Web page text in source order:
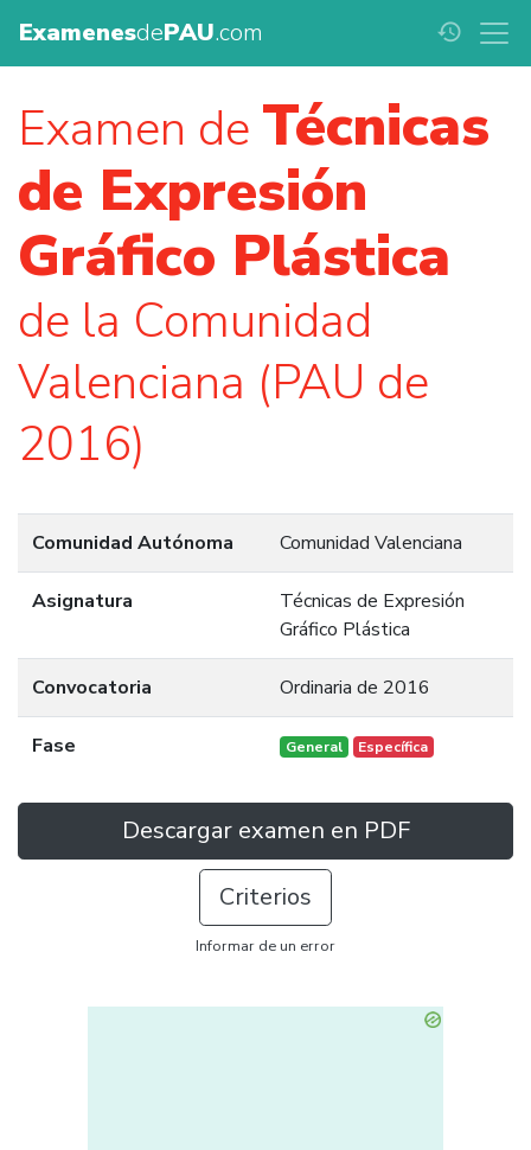
ExamenesdePAU.com history
Examen de Técnicas
de Expresión
Gráfico Plástica
de la Comunidad
Valenciana (PAU de
2016)
Comunidad Autónoma Comunidad Valenciana
Asignatura
Técnicas de Expresión
Gráfico Plástica
Convocatoria Ordinaria de 2016
Fase General Específica
Descargar examen en PDF
Criterios
Informar de un error